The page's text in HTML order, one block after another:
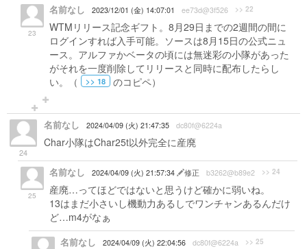
23
名前なし 2023/12/01 (金) 14:07:01 ee73d@3f526 >> 22
WTMリリース記念ギフト。8月29日までの2週間の間に
ログインすれば入手可能。ソースは8月15日の公式ニュ
ース。アルファかベータの頃には無迷彩の小隊があった
がそれを一度削除してリリースと同時に配布したらし
い。（
>> 18 のコピペ）
24
名前なし 2024/04/09 (火) 21:47:35 dc80f@6224a
Char小隊はChar25t以外完全に産廃
25
名前なし 2024/04/09 (火) 21:57:34 修正 b3262@b89e2 >> 24
産廃…ってほどではないと思うけど確かに弱いね。
13はまだ小さいし機動力あるしでワンチャンあるんだけ
ど…m4がなぁ
名前なし 2024/04/09 (火) 22:04:56 dc80f@6224a >> 25